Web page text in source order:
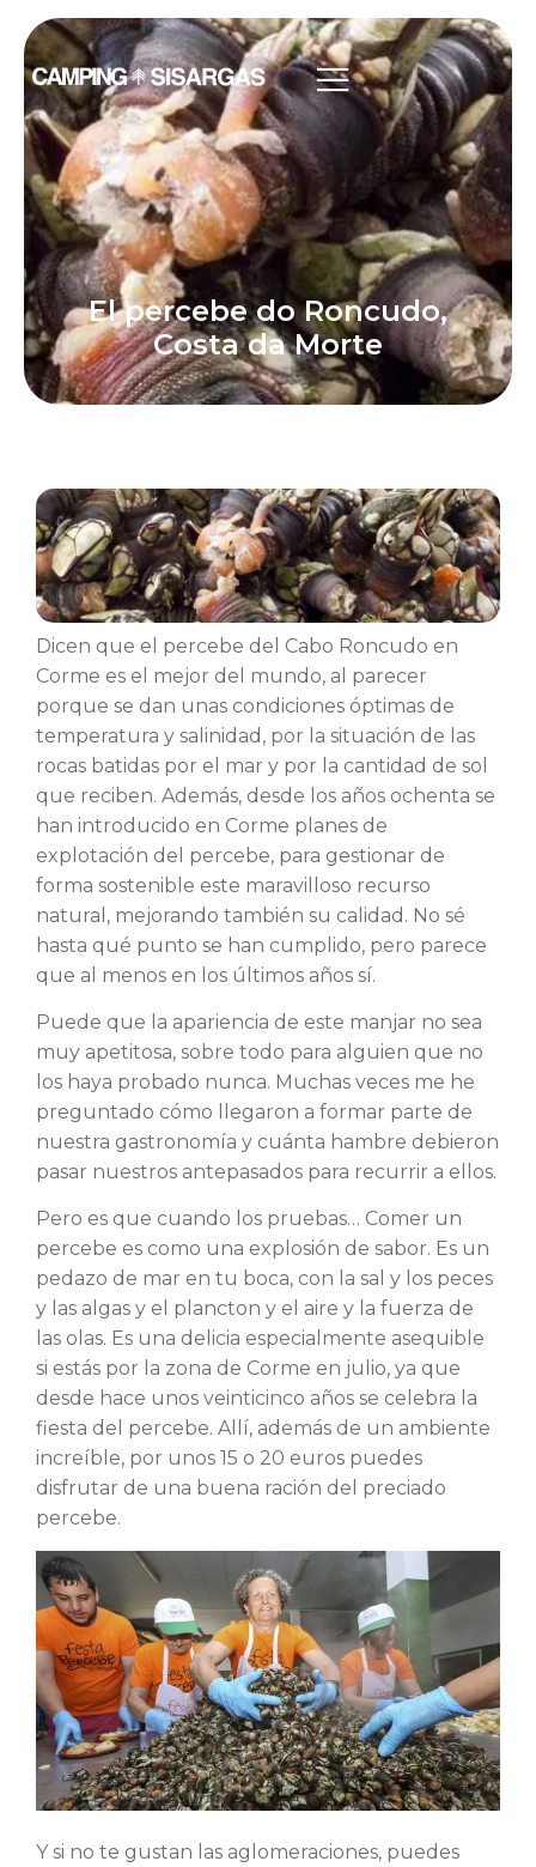
El percebe do Roncudo,
Costa da Morte
Dicen que el percebe del Cabo Roncudo en
Corme es el mejor del mundo, al parecer
porque se dan unas condiciones óptimas de
temperatura y salinidad, por la situación de las
rocas batidas por el mar y por la cantidad de sol
que reciben. Además, desde los años ochenta se
han introducido en Corme planes de
explotación del percebe, para gestionar de
forma sostenible este maravilloso recurso
natural, mejorando también su calidad. No sé
hasta qué punto se han cumplido, pero parece
que al menos en los últimos años sí.
Puede que la apariencia de este manjar no sea
muy apetitosa, sobre todo para alguien que no
los haya probado nunca. Muchas veces me he
preguntado cómo llegaron a formar parte de
nuestra gastronomía y cuánta hambre debieron
pasar nuestros antepasados para recurrir a ellos.
Pero es que cuando los pruebas… Comer un
percebe es como una explosión de sabor. Es un
pedazo de mar en tu boca, con la sal y los peces
y las algas y el plancton y el aire y la fuerza de
las olas. Es una delicia especialmente asequible
si estás por la zona de Corme en julio, ya que
desde hace unos veinticinco años se celebra la
fiesta del percebe. Allí, además de un ambiente
increíble, por unos 15 o 20 euros puedes
disfrutar de una buena ración del preciado
percebe.
Y si no te gustan las aglomeraciones, puedes